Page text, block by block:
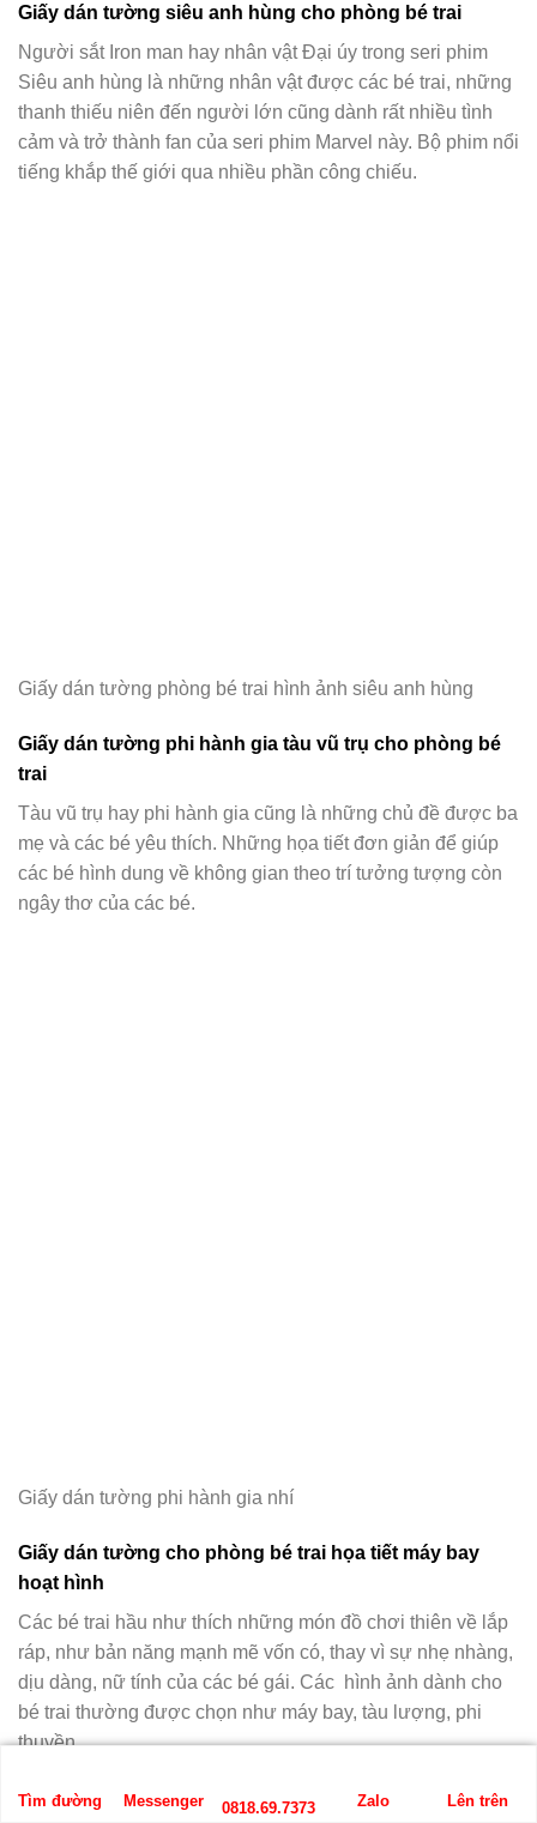
Giấy dán tường siêu anh hùng cho phòng bé trai
Người sắt Iron man hay nhân vật Đại úy trong seri phim
Siêu anh hùng là những nhân vật được các bé trai, những
thanh thiếu niên đến người lớn cũng dành rất nhiều tình
cảm và trở thành fan của seri phim Marvel này. Bộ phim nổi
tiếng khắp thế giới qua nhiều phần công chiếu.
Giấy dán tường phòng bé trai hình ảnh siêu anh hùng
Giấy dán tường phi hành gia tàu vũ trụ cho phòng bé
trai
Tàu vũ trụ hay phi hành gia cũng là những chủ đề được ba
mẹ và các bé yêu thích. Những họa tiết đơn giản để giúp
các bé hình dung về không gian theo trí tưởng tượng còn
ngây thơ của các bé.
Giấy dán tường phi hành gia nhí
Giấy dán tường cho phòng bé trai họa tiết máy bay
hoạt hình
Các bé trai hầu như thích những món đồ chơi thiên về lắp
ráp, như bản năng mạnh mẽ vốn có, thay vì sự nhẹ nhàng,
dịu dàng, nữ tính của các bé gái. Các hình ảnh dành cho
bé trai thường được chọn như máy bay, tàu lượng, phi
thuyền,….
Tìm đường Messenger 0818.69.7373 Zalo Lên trên